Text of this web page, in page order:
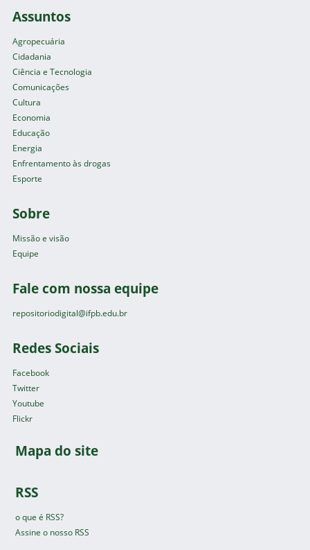
Assuntos
Agropecuária
Cidadania
Ciência e Tecnologia
Comunicações
Cultura
Economia
Educação
Energia
Enfrentamento às drogas
Esporte
Sobre
Missão e visão
Equipe
Fale com nossa equipe
repositoriodigital@ifpb.edu.br
Redes Sociais
Facebook
Twitter
Youtube
Flickr
Mapa do site
RSS
o que é RSS?
Assine o nosso RSS